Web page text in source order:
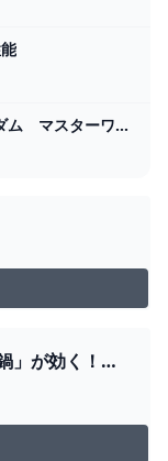
ゼルダの伝説 ティアーズ オブ ザ キングダム マスターワークス My Nintendo Store（マイニンテンドーストア）
」が効く！？
話題の珍回復